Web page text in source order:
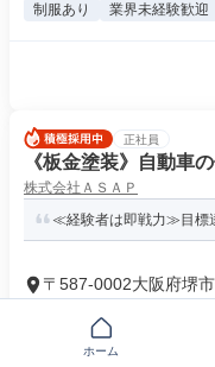
制服あり 業界未経験歓迎
正社員
《板金塗装》自動車
株式会社ＡＳＡＰ
≪経験者は即戦力≫目標
〒587-0002大阪府堺
求めている人材 必須
活躍中／ ◎鈑金...
ホーム